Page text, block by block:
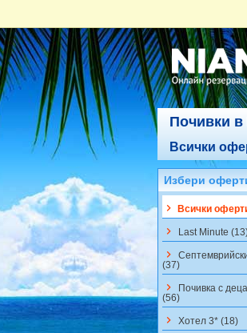
Почивки в
Всички
Избери
keyboard_arrow_right Всички
keyboard_arrow_right Last Minute
keyboard_arrow_right
(37)
keyboard_arrow_right
Почивка с
(56)
keyboard_arrow_right Хотел 3* (18)